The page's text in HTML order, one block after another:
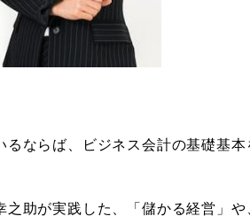
ならば、
ビジネス会計の基礎基
助が実践した、「儲かる経営」